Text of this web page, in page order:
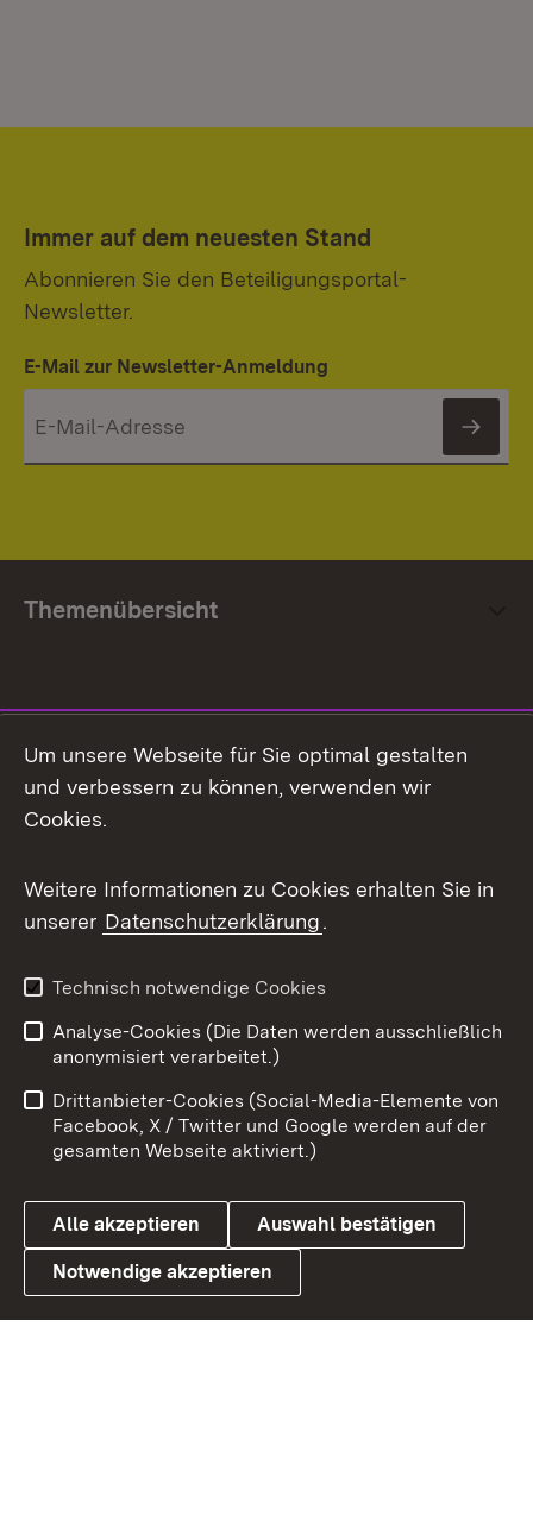
Immer auf dem neuesten Stand
Abonnieren Sie den Beteiligungsportal-
Newsletter.
E-Mail zur Newsletter-Anmeldung
Themenübersicht
Facebook
X / Twitter
Youtube
Link zum Landesportal
Impressum
Kontakt
Barrierefreiheit
Datenschutz
Cookies
Um unsere Webseite für Sie optimal gestalten
und verbessern zu können, verwenden wir
Cookies.
Weitere Informationen zu Cookies erhalten Sie in
unserer Datenschutzerklärung.
Technisch notwendige Cookies
Analyse-Cookies (Die Daten werden ausschließlich
anonymisiert verarbeitet.)
Drittanbieter-Cookies (Social-Media-Elemente von
Facebook, X / Twitter und Google werden auf der
gesamten Webseite aktiviert.)
Alle akzeptieren Auswahl bestätigen
Notwendige akzeptieren